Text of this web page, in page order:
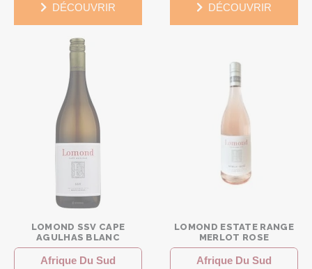
DÉCOUVRIR DÉCOUVRIR
LOMOND SSV CAPE
AGULHAS BLANC
Afrique Du Sud
LOMOND ESTATE RANGE
MERLOT ROSE
Afrique Du Sud